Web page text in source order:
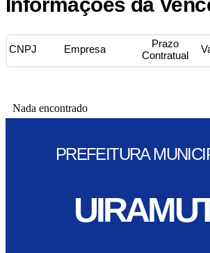
CNPJ Empresa
Prazo
Contratual
Nada encontrado
PREFEITURA